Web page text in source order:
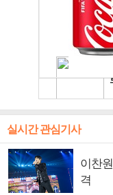
실시간 관심기사
이찬
격